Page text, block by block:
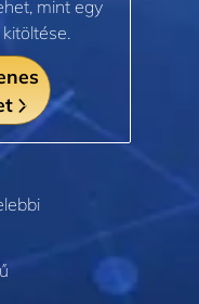
mint egy